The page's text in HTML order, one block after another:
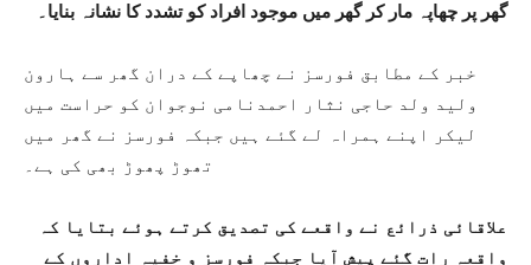
گھر پر چھاپہ مار کر گھر میں موجود افراد کو تشدد کا نشانہ بنایا۔
خبر کے مطابق فورسز نے چھاپے کے دران گھر سے ہارون
ولید ولد حاجی نثار احمدنامی نوجوان کو حراست میں
لیکر اپنے ہمراہ لے گئے ہیں جبکہ فورسز نے گھر میں
تھوڑ پھوڑ بھی کی ہے۔
علاقائی ذرائع نے واقعے کی تصدیق کرتے ہوئے بتایا کہ
واقعہ رات گئے پیش آیا جبکہ فورسز و خفیہ اداروں کے